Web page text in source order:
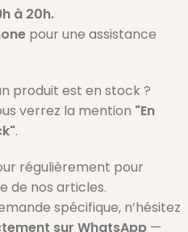
à 20h.
pour une assistance
produit est en stock ?
verrez la mention "En
.
régulièrement pour
de nos articles.
spécifique, n’hésitez
sur WhatsApp —